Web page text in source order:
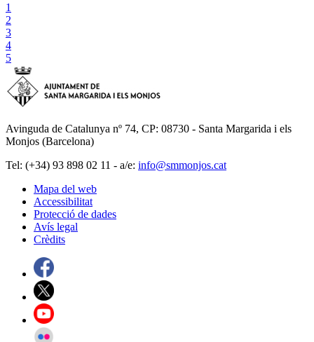
1
2
3
4
5
Avinguda de Catalunya nº 74, CP: 08730 - Santa Margarida i els
Monjos (Barcelona)
Tel: (+34) 93 898 02 11 - a/e: info@smmonjos.cat
Mapa del web
Accessibilitat
Protecció de dades
Avís legal
Crèdits